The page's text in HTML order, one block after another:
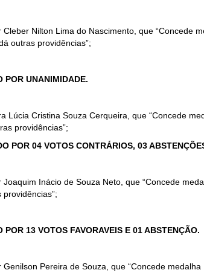
Nilton Lima do Nascimento, que “Concede
outras providências”;
POR UNANIMIDADE.
Cristina Souza Cerqueira, que “Concede
providências”;
POR 04 VOTOS CONTRÁRIOS, 03
Inácio de Souza Neto, que “Concede
13 VOTOS FAVORAVEIS E 01 ABSTENÇÃO.
Pereira de Souza, que “Concede